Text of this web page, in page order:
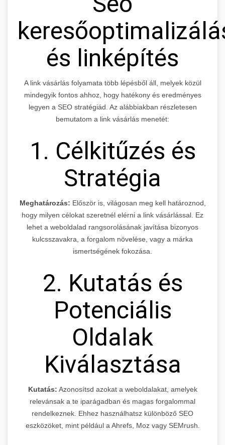
és linképítés
A link vásárlás folyamata több lépésből áll, melyek közül
mindegyik fontos ahhoz, hogy hatékony és eredményes
legyen a SEO stratégiád. Az alábbiakban részletesen
bemutatom a link vásárlás menetét:
1. Célkitűzés és
Stratégia
Meghatározás: Először is, világosan meg kell határoznod,
hogy milyen célokat szeretnél elérni a link vásárlással. Ez
lehet a weboldalad rangsorolásának javítása bizonyos
kulcsszavakra, a forgalom növelése, vagy a márka
ismertségének fokozása.
2. Kutatás és
Potenciális
Oldalak
Kiválasztása
Kutatás: Azonosítsd azokat a weboldalakat, amelyek
relevánsak a te iparágadban és magas forgalommal
rendelkeznek. Ehhez használhatsz különböző SEO
eszközöket, mint például a Ahrefs, Moz vagy SEMrush.